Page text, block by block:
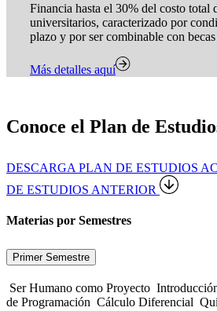
Financia hasta el 30% del costo total
universitarios, caracterizado por
plazo y por ser combinable con
Más detalles aquí
Conoce el Plan de
DESCARGA PLAN DE ESTUDIOS
DE ESTUDIOS ANTERIOR
Materias por Semestres
Primer Semestre
Ser Humano como Proyecto
de Programación Cálculo Diferencial